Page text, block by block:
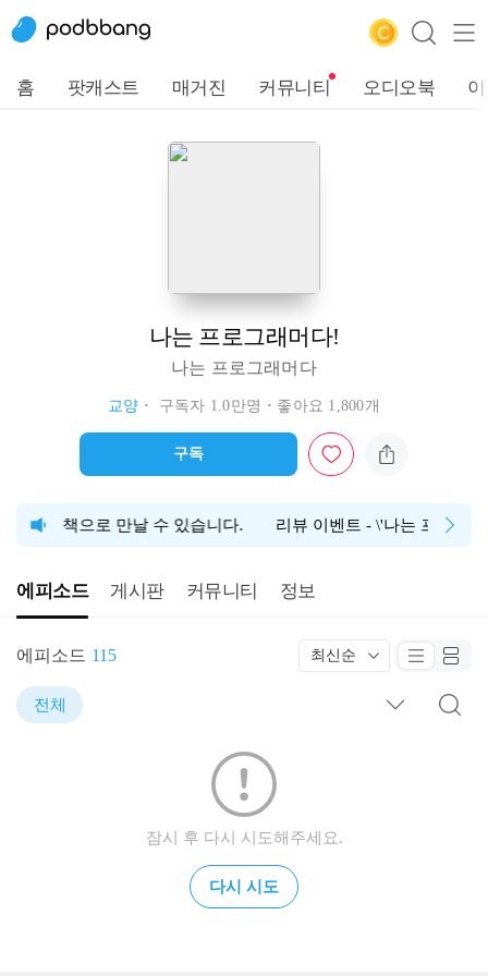
홈 팟캐스트 매거진 커뮤니티 오디오북
나는 프로그래머다!
나는 프로그래머다
교양 구독자 1.0만명 좋아요 1,800개
구독
이제 책으로 만날 수 있습니다. 리뷰 이벤트 - \'나는 프로그
에피소드 게시판 커뮤니티 정보
에피소드 115 최신순
전체
잠시 후 다시 시도해주세요.
다시 시도